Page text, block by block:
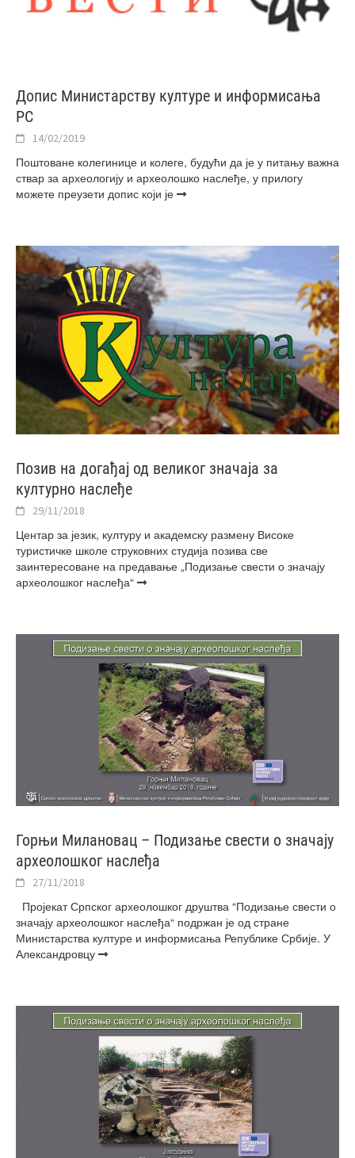
Допис Министарству културе и информисања
РС
14/02/2019
Поштоване колегинице и колеге, будући да је у питању важна
ствар за археологију и археолошко наслеђе, у прилогу
можете преузети допис који је
Позив на догађај од великог значаја за
културно наслеђе
29/11/2018
Центар за језик, културу и академску размену Високе
туристичке школе струковних студија позива све
заинтересоване на предавање „Подизање свести о значају
археолошког наслеђа“
Горњи Милановац – Подизање свести о значају
археолошког наслеђа
27/11/2018
Пројекат Српског археолошког друштва “Подизање свести о
значају археолошког наслеђа“ подржан је од стране
Министарства културе и информисања Републике Србије. У
Александровцу